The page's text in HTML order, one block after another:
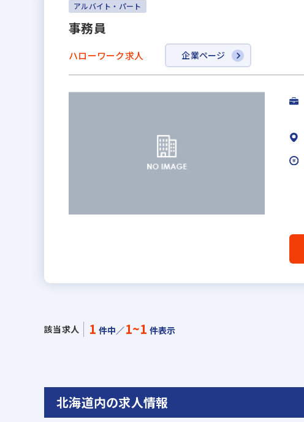
アルバイト・パート
事務員
ハローワーク求人 企業ページ
該当求人 1 件中／1~1 件表示
北海道内の求人情報